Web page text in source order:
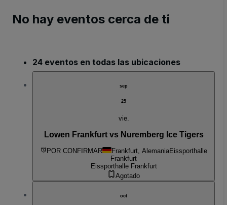
No hay eventos cerca de ti
24 eventos en todas las ubicaciones
sep
25
vie.
Lowen Frankfurt vs Nuremberg Ice Tigers
POR CONFIRMAR Frankfurt, AlemaniaEissporthalle
Frankfurt
Eissporthalle Frankfurt
Agotado
oct